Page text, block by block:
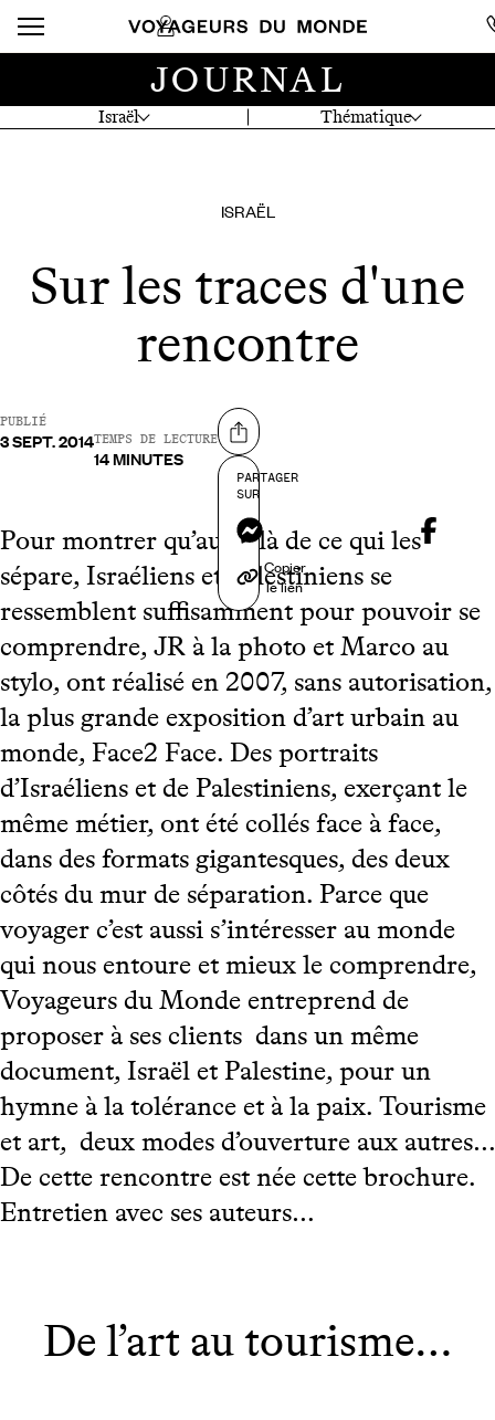
Israël Thématique
JOURNAL
ISRAËL
Sur les traces d'une
rencontre
PUBLIÉ
3 SEPT. 2014TEMPS DE LECTURE
14 MINUTES
Partager sur
PARTAGER
SUR
Messenger
Copier
le lien
Pour montrer qu’au-delà de ce qui les
sépare, Israéliens et Palestiniens se
ressemblent suffisamment pour pouvoir se
comprendre, JR à la photo et Marco au
stylo, ont réalisé en 2007, sans autorisation,
la plus grande exposition d’art urbain au
monde, Face2 Face. Des portraits
d’Israéliens et de Palestiniens, exerçant le
même métier, ont été collés face à face,
dans des formats gigantesques, des deux
côtés du mur de séparation. Parce que
voyager c’est aussi s’intéresser au monde
qui nous entoure et mieux le comprendre,
Voyageurs du Monde entreprend de
proposer à ses clients dans un même
document, Israël et Palestine, pour un
hymne à la tolérance et à la paix. Tourisme
et art, deux modes d’ouverture aux autres…
De cette rencontre est née cette brochure.
Entretien avec ses auteurs…
De l’art au tourisme…